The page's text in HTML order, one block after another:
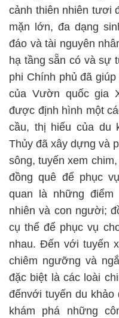
cảnh thiên nhiên tươi
mặn lớn, đa dạng
đáo và tài nguyên
hạ tầng sẵn có và sự
phi Chính phủ đã
của Vườn quốc gia
được định hình một
cầu, thị hiếu của du
Thủy đã xây dựng và
sông, tuyến xem
đồng quê để phục
quan là những điểm
nhiên và con người;
cụ thể để phục vụ
nhau. Đến với tuyến
chiêm ngưỡng và
đặc biệt là các loài
đếnvới tuyến du
khám phá những